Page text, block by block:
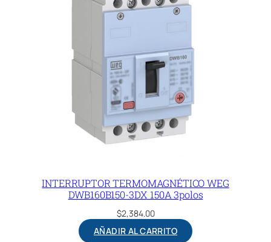
INTERRUPTOR TERMOMAGNÉTICO WEG
DWB160B150-3DX 150A 3polos
$2,384.00
AÑADIR AL CARRITO